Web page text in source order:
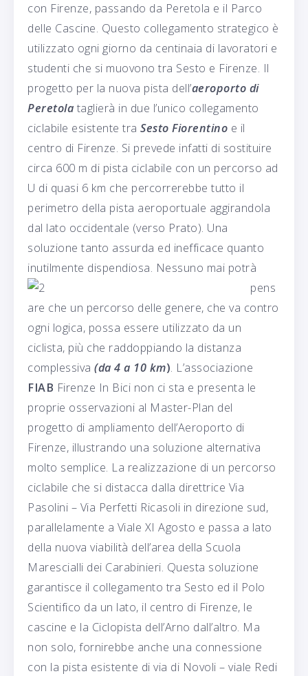
con Firenze, passando da Peretola e il Parco
delle Cascine. Questo collegamento strategico è
utilizzato ogni giorno da centinaia di lavoratori e
studenti che si muovono tra Sesto e Firenze. Il
progetto per la nuova pista dell’aeroporto di
Peretola taglierà in due l’unico collegamento
ciclabile esistente tra Sesto Fiorentino e il
centro di Firenze. Si prevede infatti di sostituire
circa 600 m di pista ciclabile con un percorso ad
U di quasi 6 km che percorrerebbe tutto il
perimetro della pista aeroportuale aggirandola
dal lato occidentale (verso Prato). Una
soluzione tanto assurda ed inefficace quanto
inutilmente dispendiosa. Nessuno mai potrà
pens
are che un percorso delle genere, che va contro
ogni logica, possa essere utilizzato da un
ciclista, più che raddoppiando la distanza
complessiva (da 4 a 10 km). L’associazione
FIAB Firenze In Bici non ci sta e presenta le
proprie osservazioni al Master-Plan del
progetto di ampliamento dell’Aeroporto di
Firenze, illustrando una soluzione alternativa
molto semplice. La realizzazione di un percorso
ciclabile che si distacca dalla direttrice Via
Pasolini – Via Perfetti Ricasoli in direzione sud,
parallelamente a Viale XI Agosto e passa a lato
della nuova viabilità dell’area della Scuola
Marescialli dei Carabinieri. Questa soluzione
garantisce il collegamento tra Sesto ed il Polo
Scientifico da un lato, il centro di Firenze, le
cascine e la Ciclopista dell’Arno dall’altro. Ma
non solo, fornirebbe anche una connessione
con la pista esistente di via di Novoli – viale Redi